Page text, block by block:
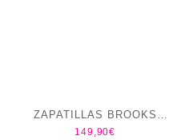
ZAPATILLAS BROOKS
ADRENALINE GTS 25
149,90€